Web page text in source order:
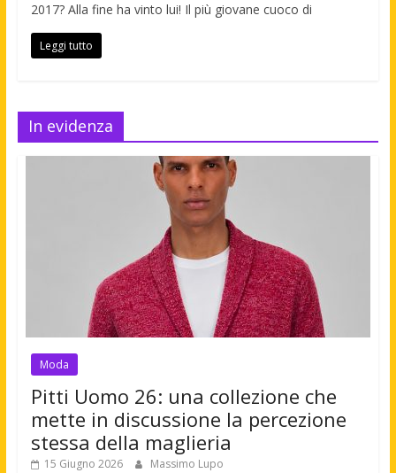
2017? Alla fine ha vinto lui! Il più giovane cuoco di
Leggi tutto
In evidenza
Moda
Pitti Uomo 26: una collezione che
mette in discussione la percezione
stessa della maglieria
15 Giugno 2026 Massimo Lupo